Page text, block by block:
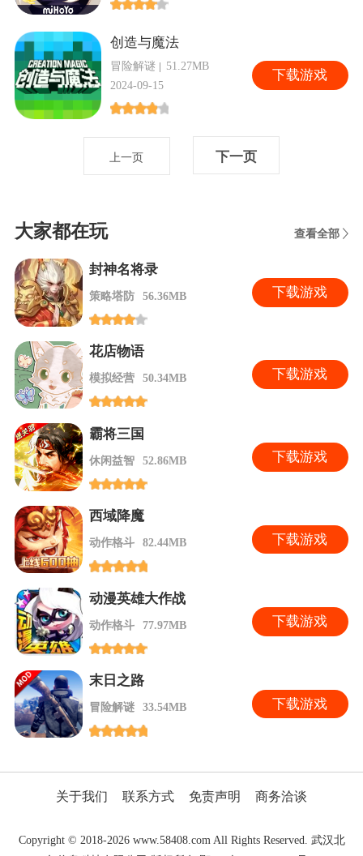
创造与魔法
冒险解谜
51.27MB
2024-09-15
下载游戏
上一页 下一页
大家都在玩 查看全部
封神名将录
策略塔防 56.36MB 下载游戏
花店物语
模拟经营 50.34MB 下载游戏
霸将三国
休闲益智 52.86MB 下载游戏
西域降魔
动作格斗 82.44MB 下载游戏
动漫英雄大作战
动作格斗 77.97MB 下载游戏
末日之路
冒险解谜 33.54MB 下载游戏
关于我们 联系方式 免责声明 商务洽谈
Copyright © 2018-2026 www.58408.com All Rights Reserved. 武汉北